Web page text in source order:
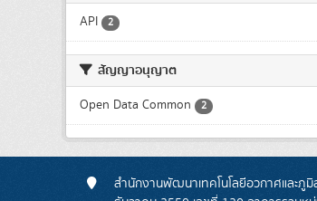
API 2
สัญญาอนุญาต
Open Data Common 2
สำนักงานพัฒนาเทคโนโลยีอวกาศและภู